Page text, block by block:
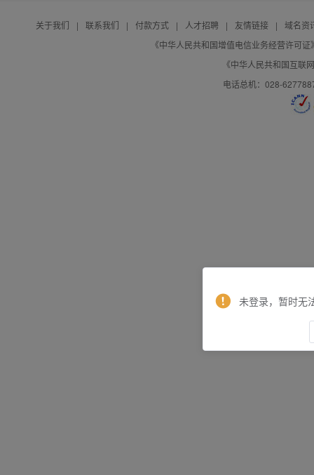
关于我们 | 联系我们 | 付款方式 | 人才招聘 | 友情链接 |
域名资
《中华人民共和国增值电信业务经营许可
《中华人民共和国互联
电话总机：028-
未登录，暂时无